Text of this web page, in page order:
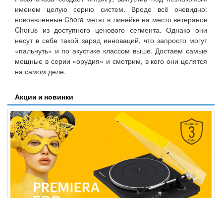
именем целую серию систем. Вроде всё очевидно:
новоявленные Chora метят в линейке на место ветеранов
Chorus из доступного ценового сегмента. Однако они
несут в себе такой заряд инноваций, что запросто могут
«пальнуть» и по акустике классом выше. Достаем самые
мощные в серии «орудия» и смотрим, в кого они целятся
на самом деле.
Акции и новинки